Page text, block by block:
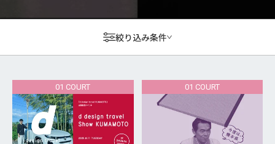
絞り込み条件
01 COURT 01 COURT